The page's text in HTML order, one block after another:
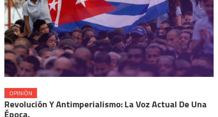
OPINIÓN
Revolución Y Antimperialismo: La Voz Actual De Una